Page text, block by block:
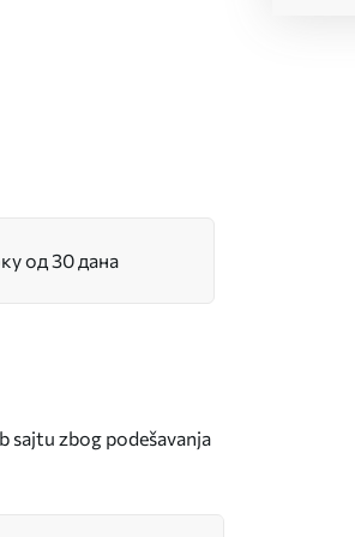
од 30 дана
sajtu zbog podešavanja